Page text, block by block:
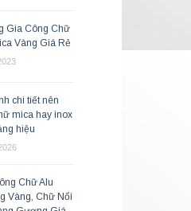
Gia Công Chữ
Vàng Giá Rẻ
chi tiết nên
mica hay inox
hiệu
Chữ Alu
Vàng, Chữ Nổi